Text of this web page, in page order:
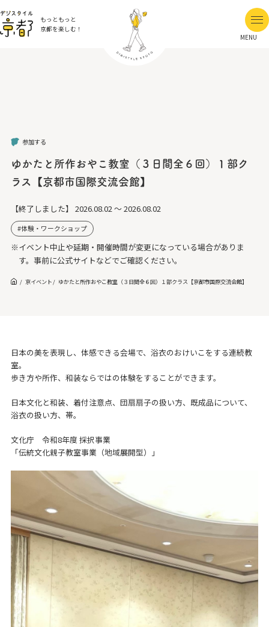
もっともっと
京都を楽しむ！
MENU
参加する
ゆかたと所作おやこ教室（３日間全６回）１部ク
ラス【京都市国際交流会館】
【終了しました】 2026.08.02 ～ 2026.08.02
体験・ワークショップ
※イベント中止や延期・開催時間が変更になっている場合がありま
す。事前に公式サイトなどでご確認ください。
京イベント ゆかたと所作おやこ教室（３日間全６回）１部クラス【京都市国際交流会館】
日本の美を表現し、体感できる会場で、浴衣のおけいこをする連続教
室。
歩き方や所作、和装ならではの体験をすることができます。
日本文化と和装、着付注意点、団扇扇子の扱い方、既成品について、
浴衣の扱い方、帯。
文化庁 令和8年度 採択事業
「伝統文化親子教室事業（地域展開型）」